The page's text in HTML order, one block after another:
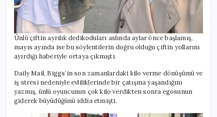
Ünlü çiftin ayrılık dedikoduları aslında aylar önce başlamış,
mayıs ayında ise bu söylentilerin doğru olduğu çiftin yollarını
ayırdığı haberiyle ortaya çıkmıştı.
Daily Mail, Biggs’in son zamanlardaki kilo verme dönüşümü ve
iş stresi nedeniyle evliliklerinde bir çatışma yaşandığını
yazmış, ünlü oyuncunun çok kilo verdikten sonra egosunun
giderek büyüdüğünü iddia etmişti.